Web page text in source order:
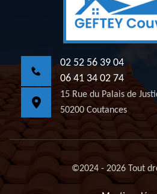
02 52 56 39 04
06 41 34 02 74
15 Rue du Palais de
50200 Coutances
©2024 - 2026 Tout